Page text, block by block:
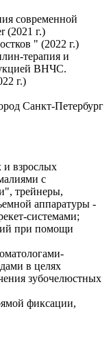
современной
(2021 г.)
" (2022 г.)
терапия и
ВНЧС.
г.)
Санкт-Петербург
и взрослых
с
трейнеры,
аппаратуры -
системами;
при помощи
в целях
зубочелюстных
фиксации,